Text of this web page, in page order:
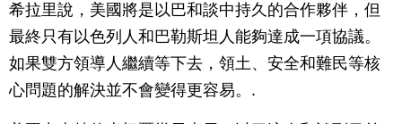
希拉里說，美國將是以巴和談中持久的合作夥伴，但
最終只有以色列人和巴勒斯坦人能夠達成一項協議。
如果雙方領導人繼續等下去，領土、安全和難民等核
心問題的解決並不會變得更容易。.